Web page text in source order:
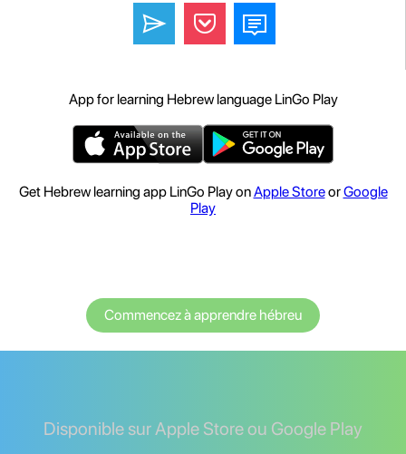
App for learning Hebrew language LinGo Play
Get Hebrew learning app LinGo Play onApple StoreorGoogle
Play
Commencez à apprendre hébreu
Disponible sur Apple Store ou Google Play